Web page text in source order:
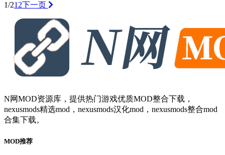
1/212下一页
N网MOD资源库，提供热门游戏优质MOD整合下载，
nexusmods精选mod，nexusmods汉化mod，nexusmods整合mod
合集下载。
MOD推荐